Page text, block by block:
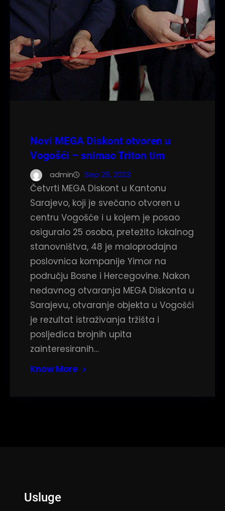
Novi MEGA Diskont otvoren u
Vogošći – snimao Triton tim
admin Sep 29, 2023
Četvrti MEGA Diskont u Kantonu
Sarajevo, koji je svečano otvoren u
centru Vogošće i u kojem je posao
osiguralo 25 osoba, pretežito lokalnog
stanovništva, 48 je maloprodajna
poslovnica kompanije Yimor na
području Bosne i Hercegovine. Nakon
nedavnog otvaranja MEGA Diskonta u
Sarajevu, otvaranje objekta u Vogošći
je rezultat istraživanja tržišta i
posljedica brojnih upita
zainteresiranih…
Know More
Usluge